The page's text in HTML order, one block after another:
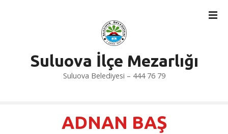
Suluova İlçe Mezarlığı
Suluova Belediyesi – 444 76 79
ADNAN BAŞ